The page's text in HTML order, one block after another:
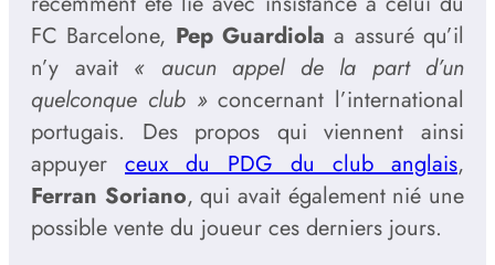
FC Barcelone, Pep Guardiola a assuré qu’il
n’y avait « aucun appel de la part d’un
quelconque club »concernant l’international
portugais. Des propos qui viennent ainsi
appuyer ceux du PDG du club anglais,
Ferran Soriano, qui avait également nié une
possible vente du joueur ces derniers jours.